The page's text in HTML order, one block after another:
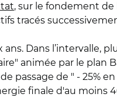
, sur le fondement
tracés
Dans l’intervalle,
animée par le plan
passage de " - 25%
finale d'au moins